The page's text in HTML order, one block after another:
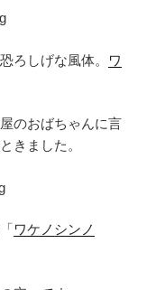
ろしげな風体。
ワ
のおばちゃんに言
きました。
ワケノシンノ